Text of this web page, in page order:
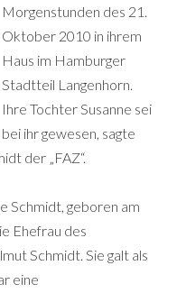
Morgenstunden des 21.
Oktober 2010 in ihrem
Haus im Hamburger
Stadtteil Langenhorn.
Ihre Tochter Susanne sei
bei ihr gewesen, sagte
der „FAZ“.
Schmidt, geboren am
Ehefrau des
Schmidt. Sie galt als
eine